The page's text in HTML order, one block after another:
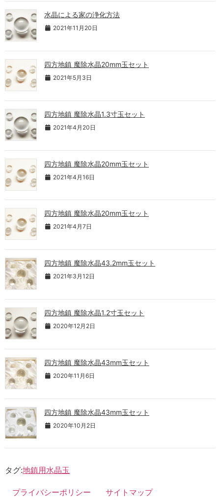
水晶による家の浄化方法
2021年11月20日
四方地鎮 魔除水晶20mm玉セット
2021年5月3日
四方地鎮 魔除水晶1.3寸玉セット
2021年4月20日
四方地鎮 魔除水晶20mm玉セット
2021年4月16日
四方地鎮 魔除水晶20mm玉セット
2021年4月7日
四方地鎮 魔除水晶43.2mm玉セット
2021年3月12日
四方地鎮 魔除水晶1.2寸玉セット
2020年12月2日
四方地鎮 魔除水晶43mm玉セット
2020年11月6日
四方地鎮 魔除水晶43mm玉セット
2020年10月2日
タグ:地鎮用水晶玉
プライバシーポリシー サイトマップ